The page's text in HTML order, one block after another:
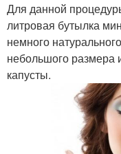
Для данной
литровая бутылка
немного
небольшого размера
капусты.